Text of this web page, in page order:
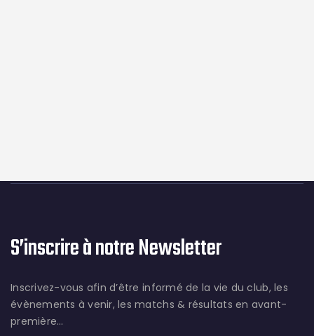
S’inscrire à notre Newsletter
Inscrivez-vous afin d’être informé de la vie du club, les
évènements à venir, les matchs & résultats en avant-
première…